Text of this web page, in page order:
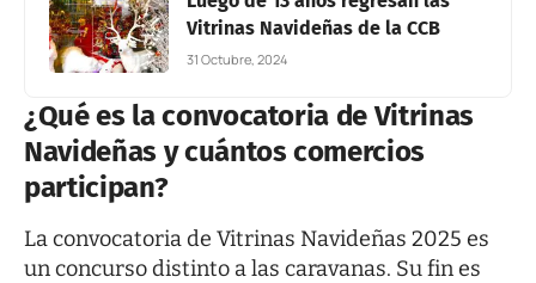
Vitrinas Navideñas de la CCB
31 Octubre, 2024
¿Qué es la convocatoria de Vitrinas
Navideñas y cuántos comercios
participan?
La convocatoria de Vitrinas Navideñas 2025 es
un concurso distinto a las caravanas. Su fin es